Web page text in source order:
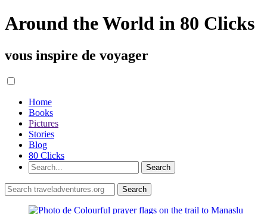
Around the World in 80 Clicks
vous inspire de voyager
Home
Books
Pictures
Stories
Blog
80 Clicks